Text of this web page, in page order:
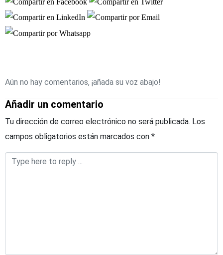
Aún no hay comentarios, ¡añada su voz abajo!
Añadir un comentario
Tu dirección de correo electrónico no será publicada. Los
campos obligatorios están marcados con *
Comentario